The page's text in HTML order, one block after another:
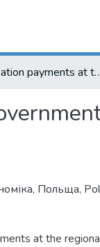
Equalisation payments at the regional self-
, Польща,
at the